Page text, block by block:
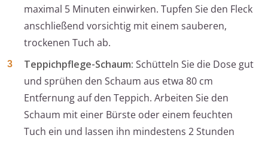
maximal 5 Minuten einwirken. Tupfen Sie den Fleck
anschließend vorsichtig mit einem sauberen,
trockenen Tuch ab.
Teppichpflege-Schaum: Schütteln Sie die Dose gut
und sprühen den Schaum aus etwa 80 cm
Entfernung auf den Teppich. Arbeiten Sie den
Schaum mit einer Bürste oder einem feuchten
Tuch ein und lassen ihn mindestens 2 Stunden